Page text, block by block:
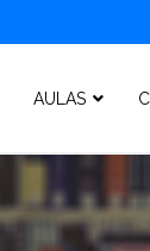
AULAS